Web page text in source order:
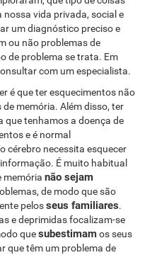
nossa vida privada, social e
um diagnóstico preciso e
ou não problemas de
de problema se trata. Em
com um especialista.
é que ter esquecimentos não
memória. Além disso, ter
que tenhamos a doença de
e é normal
cérebro necessita esquecer
É muito habitual
memórianão sejam
de modo que são
pelosseus familiares.
e deprimidas focalizam-se
quesubestimamos seus
que têm um problema de